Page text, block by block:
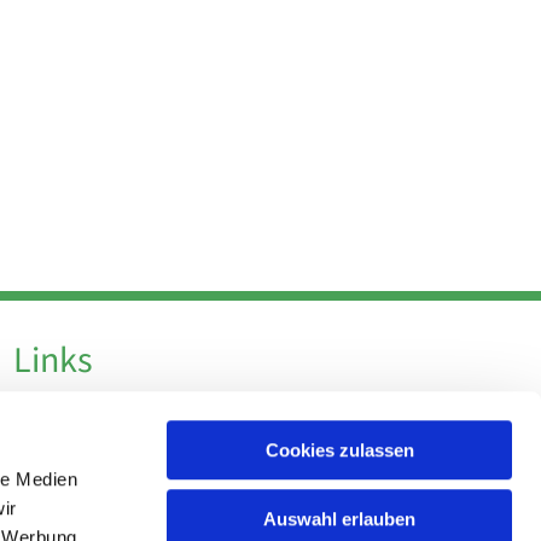
Medien
Cookies zulassen
Auswahl erlauben
Links
Impressum